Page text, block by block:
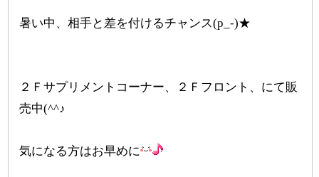
暑い中、相手と差を付けるチャンス(p_-)★
２Ｆサプリメントコーナー、２Ｆフロント、にて販
売中(^^♪
気になる方はお早めに